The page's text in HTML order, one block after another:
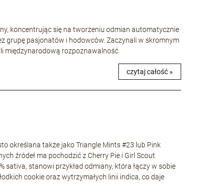
koncentrując się na tworzeniu odmian automatycznie
grupę pasjonatów i hodowców. Zaczynali w skromnym
międzynarodową rozpoznawalność.
czytaj całość »
określana także jako Triangle Mints #23 lub Pink
źródeł ma pochodzić z Cherry Pie i Girl Scout
sativa, stanowi przykład odmiany, która łączy w sobie
cookie oraz wytrzymałych linii indica, co daje